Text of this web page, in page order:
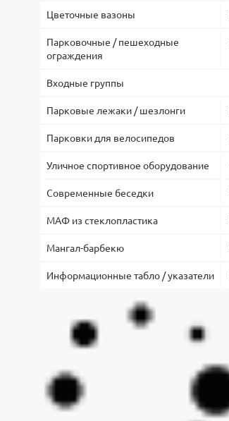
Цветочные вазоны
Парковочные / пешеходные
ограждения
Входные группы
Парковые лежаки / шезлонги
Парковки для велосипедов
Уличное спортивное оборудование
Современные беседки
МАФ из стеклопластика
Мангал-барбекю
Информационные табло / указатели